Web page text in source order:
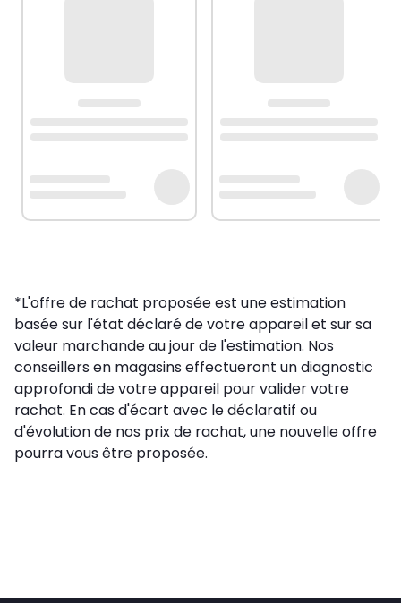
*L'offre de rachat proposée est une estimation
basée sur l'état déclaré de votre appareil et sur sa
valeur marchande au jour de l'estimation. Nos
conseillers en magasins effectueront un diagnostic
approfondi de votre appareil pour valider votre
rachat. En cas d'écart avec le déclaratif ou
d'évolution de nos prix de rachat, une nouvelle offre
pourra vous être proposée.